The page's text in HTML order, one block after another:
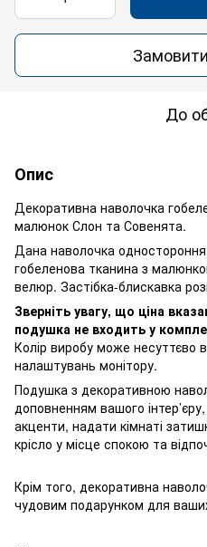
До
Опис
Декоративна наволочка
малюнок Слон та Совенята.
Дана наволочка
гобеленова тканина з
велюр. Застібка-блискавка
Зверніть увагу, що ціна
подушка не входить у
Колір виробу може несуттєво
налаштувань монітору.
Подушка з декоративною
доповненням вашого
акценти, надати кімнаті
крісло у місце спокою та
Крім того, декоративна
чудовим подарунком для